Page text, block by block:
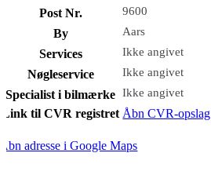
Post Nr. 9600
By Aars
Services Ikke angivet
Nøgleservice Ikke angivet
Specialist i bilmærke Ikke angivet
Link til CVR registret Åbn CVR-opslag
Åbn adresse i Google Maps